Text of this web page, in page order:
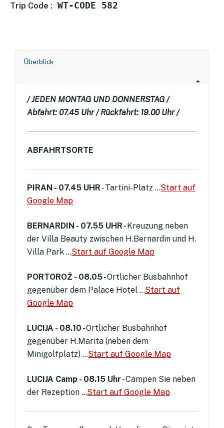
Trip Code : WT-CODE 582
Überblick
/ JEDEN MONTAG UND DONNERSTAG /
Abfahrt: 07.45 Uhr / Rückfahrt: 19.00 Uhr /
ABFAHRTSORTE
PIRAN - 07.45 UHR - Tartini-Platz ...Start auf
Google Map
BERNARDIN - 07.55 UHR - Kreuzung neben
der Villa Beauty zwischen H.Bernardin und H.
Villa Park ...Start auf Google Map
PORTOROŽ - 08.05- Örtlicher Busbahnhof
gegenüber dem Palace Hotel ...Start auf
Google Map
LUCIJA - 08.10 - Örtlicher Busbahnhof
gegenüber H.Marita (neben dem
Minigolfplatz) ...Start auf Google Map
LUCIJA Camp - 08.15 Uhr - Campen Sie neben
der Rezeption ...Start auf Google Map